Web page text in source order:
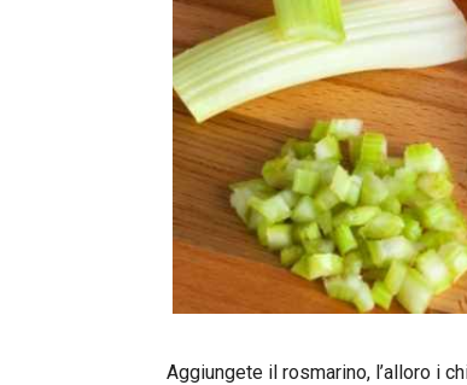
Aggiungete il rosmarino, l’alloro i